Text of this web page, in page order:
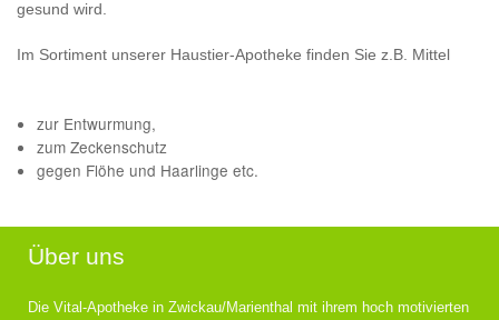
gesund wird.
Im Sortiment unserer Haustier-Apotheke finden Sie z.B. Mittel
zur Entwurmung,
zum Zeckenschutz
gegen Flöhe und Haarlinge etc.
Über uns
Die Vital-Apotheke in Zwickau/Marienthal mit ihrem hoch motivierten